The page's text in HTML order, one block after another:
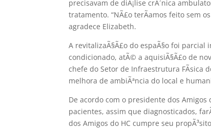
precisavam de diÃ¡lise crÃ´nica
tratamento. “NÃ£o terÃ­amos feito sem
agradece Elizabeth.
A revitalizaÃ§Ã£o do espaÃ§o foi parcial
condicionado, atÃ© a aquisiÃ§Ã£o de
chefe do Setor de Infraestrutura FÃ­sica
melhora de ambiÃªncia do local e
De acordo com o presidente dos
pacientes, assim que diagnosticados,
dos Amigos do HC cumpre seu